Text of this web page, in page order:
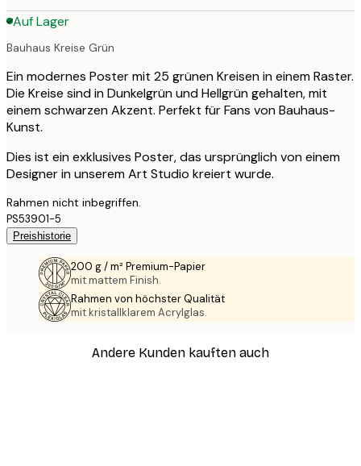
Auf Lager
Bauhaus Kreise Grün
Ein modernes Poster mit 25 grünen Kreisen in einem Raster.
Die Kreise sind in Dunkelgrün und Hellgrün gehalten, mit
einem schwarzen Akzent. Perfekt für Fans von Bauhaus-
Kunst.
Dies ist ein exklusives Poster, das ursprünglich von einem
Designer in unserem Art Studio kreiert wurde.
Rahmen nicht inbegriffen.
PS53901-5
Preishistorie
200 g / m² Premium-Papier
mit mattem Finish.
Rahmen von höchster Qualität
mit kristallklarem Acrylglas.
Andere Kunden kauften auch